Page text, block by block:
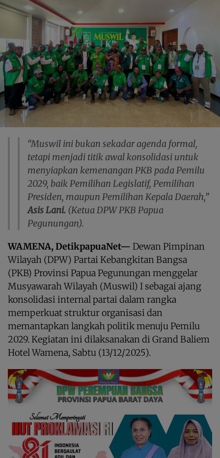
“Muswil ini bukan sekadar agenda formal,
tetapi menjadi titik awal konsolidasi untuk
menyiapkan kemenangan PKB pada Pemilu
2029, baik Pemilihan Legislatif, Pemilihan
Presiden, maupun Pemilihan Kepala Daerah,”
Asis Lani. (Ketua DPW PKB Papua
Pegunungan).
WAMENA, DetikpapuaNet— Dewan Pimpinan
Wilayah (DPW) Partai Kebangkitan Bangsa
(PKB) Provinsi Papua Pegunungan menggelar
Musyawarah Wilayah (Muswil) I sebagai ajang
konsolidasi internal partai dalam rangka
memperkuat struktur organisasi dan
memantapkan langkah politik menuju Pemilu
2029. Kegiatan ini dilaksanakan di Grand Baliem
Hotel Wamena, Sabtu (13/12/2025).